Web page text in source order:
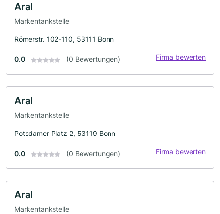
Aral
Markentankstelle
Römerstr. 102-110, 53111 Bonn
0.0 (0 Bewertungen) Firma bewerten
Aral
Markentankstelle
Potsdamer Platz 2, 53119 Bonn
0.0 (0 Bewertungen) Firma bewerten
Aral
Markentankstelle